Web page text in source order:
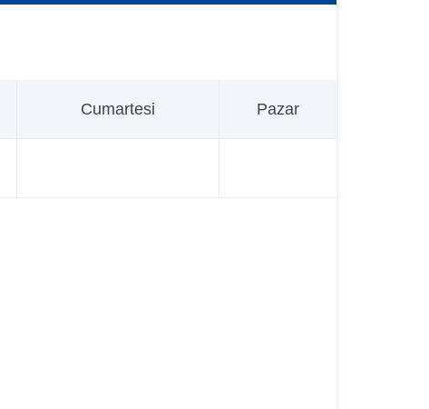
Cumartesi Pazar